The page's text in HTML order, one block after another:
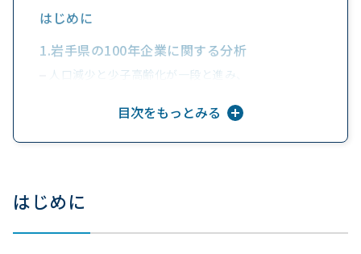
はじめに
1.岩手県の100年企業に関する分析
人口減少と少子高齢化が一段と進み、
2.岩手県の100年企業データ
①創業年は『明治後期』が最多
③市町村別は『盛岡市』が最多
目次をもっとみる
はじめに